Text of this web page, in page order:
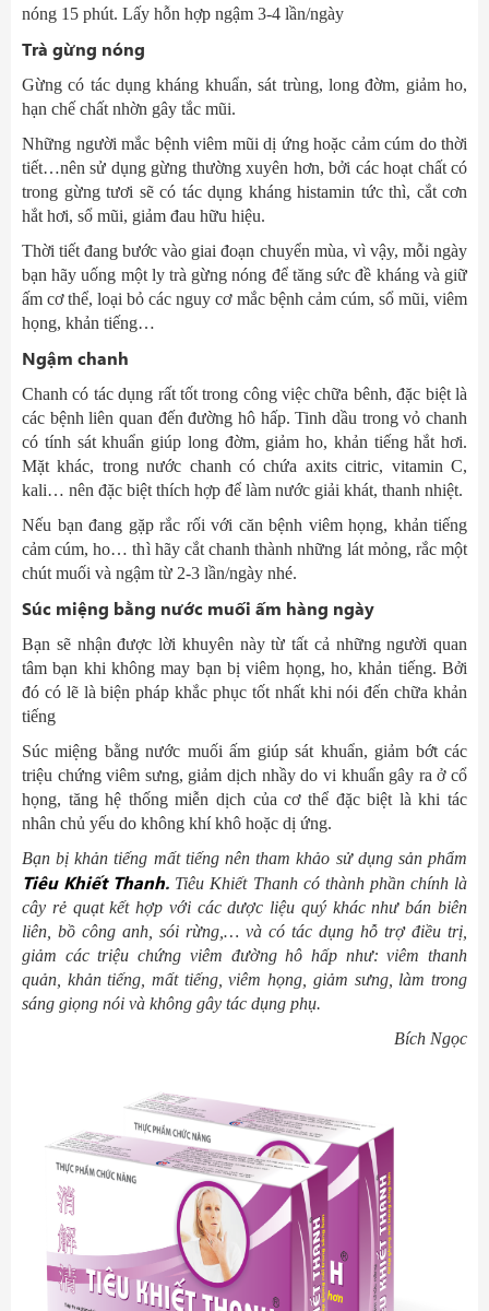
nóng 15 phút. Lấy hỗn hợp ngậm 3-4 lần/ngày
Trà gừng nóng
Gừng có tác dụng kháng khuẩn, sát trùng, long đờm, giảm ho,
hạn chế chất nhờn gây tắc mũi.
Những người mắc bệnh viêm mũi dị ứng hoặc cảm cúm do thời
tiết…nên sử dụng gừng thường xuyên hơn, bởi các hoạt chất có
trong gừng tươi sẽ có tác dụng kháng histamin tức thì, cắt cơn
hắt hơi, sổ mũi, giảm đau hữu hiệu.
Thời tiết đang bước vào giai đoạn chuyển mùa, vì vậy, mỗi ngày
bạn hãy uống một ly trà gừng nóng để tăng sức đề kháng và giữ
ấm cơ thể, loại bỏ các nguy cơ mắc bệnh cảm cúm, sổ mũi, viêm
họng, khản tiếng…
Ngậm chanh
Chanh có tác dụng rất tốt trong công việc chữa bênh, đặc biệt là
các bệnh liên quan đến đường hô hấp. Tinh dầu trong vỏ chanh
có tính sát khuẩn giúp long đờm, giảm ho, khản tiếng hắt hơi.
Mặt khác, trong nước chanh có chứa axits citric, vitamin C,
kali… nên đặc biệt thích hợp để làm nước giải khát, thanh nhiệt.
Nếu bạn đang gặp rắc rối với căn bệnh viêm họng, khản tiếng
cảm cúm, ho… thì hãy cắt chanh thành những lát mỏng, rắc một
chút muối và ngậm từ 2-3 lần/ngày nhé.
Súc miệng bằng nước muối ấm hàng ngày
Bạn sẽ nhận được lời khuyên này từ tất cả những người quan
tâm bạn khi không may bạn bị viêm họng, ho, khản tiếng. Bởi
đó có lẽ là biện pháp khắc phục tốt nhất khi nói đến chữa khản
tiếng
Súc miệng bằng nước muối ấm giúp sát khuẩn, giảm bớt các
triệu chứng viêm sưng, giảm dịch nhầy do vi khuẩn gây ra ở cổ
họng, tăng hệ thống miễn dịch của cơ thể đặc biệt là khi tác
nhân chủ yếu do không khí khô hoặc dị ứng.
Bạn bị khản tiếng mất tiếng nên tham khảo sử dụng sản phẩm
Tiêu Khiết Thanh. Tiêu Khiết Thanh có thành phần chính là
cây rẻ quạt kết hợp với các dược liệu quý khác như bán biên
liên, bồ công anh, sói rừng,… và có tác dụng hỗ trợ điều trị,
giảm các triệu chứng viêm đường hô hấp như: viêm thanh
quản, khản tiếng, mất tiếng, viêm họng, giảm sưng, làm trong
sáng giọng nói và không gây tác dụng phụ.
Bích Ngọc